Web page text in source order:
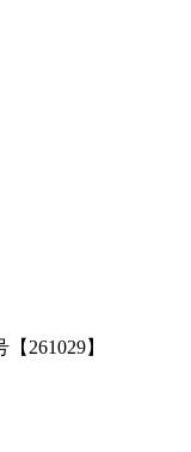
261029】